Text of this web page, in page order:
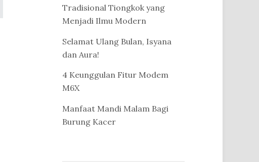
Tradisional Tiongkok yang
Menjadi Ilmu Modern
Selamat Ulang Bulan, Isyana
dan Aura!
4 Keunggulan Fitur Modem
M6X
Manfaat Mandi Malam Bagi
Burung Kacer